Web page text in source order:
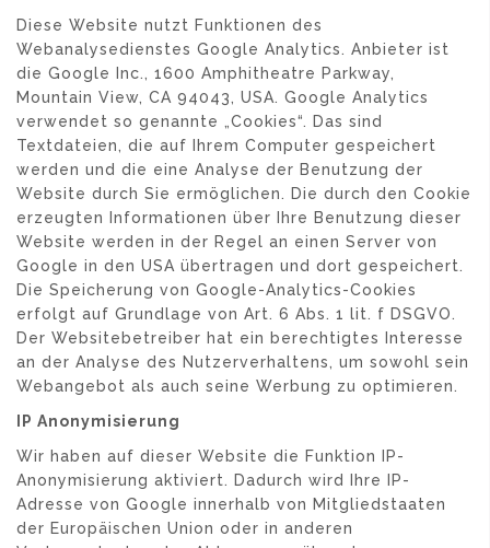
Diese Website nutzt Funktionen des
Webanalysedienstes Google Analytics. Anbieter ist
die Google Inc., 1600 Amphitheatre Parkway,
Mountain View, CA 94043, USA. Google Analytics
verwendet so genannte „Cookies“. Das sind
Textdateien, die auf Ihrem Computer gespeichert
werden und die eine Analyse der Benutzung der
Website durch Sie ermöglichen. Die durch den Cookie
erzeugten Informationen über Ihre Benutzung dieser
Website werden in der Regel an einen Server von
Google in den USA übertragen und dort gespeichert.
Die Speicherung von Google-Analytics-Cookies
erfolgt auf Grundlage von Art. 6 Abs. 1 lit. f DSGVO.
Der Websitebetreiber hat ein berechtigtes Interesse
an der Analyse des Nutzerverhaltens, um sowohl sein
Webangebot als auch seine Werbung zu optimieren.
IP Anonymisierung
Wir haben auf dieser Website die Funktion IP-
Anonymisierung aktiviert. Dadurch wird Ihre IP-
Adresse von Google innerhalb von Mitgliedstaaten
der Europäischen Union oder in anderen